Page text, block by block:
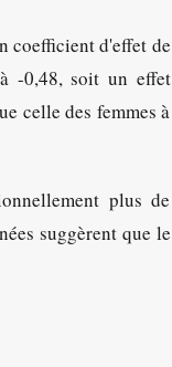
coefficient d'effet de
-0,48, soit un effet
celle des femmes à
plus de
suggèrent que le